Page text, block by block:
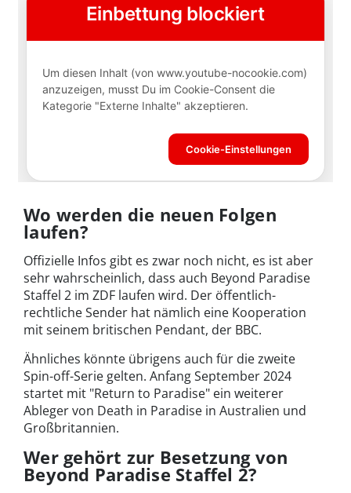
Wo werden die neuen Folgen
laufen?
Offizielle Infos gibt es zwar noch nicht, es ist aber
sehr wahrscheinlich, dass auch Beyond Paradise
Staffel 2 im ZDF laufen wird. Der öffentlich-
rechtliche Sender hat nämlich eine Kooperation
mit seinem britischen Pendant, der BBC.
Ähnliches könnte übrigens auch für die zweite
Spin-off-Serie gelten. Anfang September 2024
startet mit "Return to Paradise" ein weiterer
Ableger von Death in Paradise in Australien und
Großbritannien.
Wer gehört zur Besetzung von
Beyond Paradise Staffel 2?